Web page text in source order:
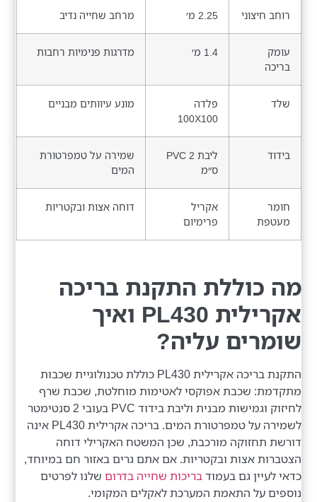
רוחב חיצוני 2.25 מ׳ מרחב שחייה נדיב
עומק
בריכה
1.4 מ׳ מדרגות פנימיות רחבות
שלד
פלדה
100X100
מונע עיוותים מבניים
בידוד
ליבת PVC 2
ס״מ
שמירה על טמפרטורת
המים
חומר
מעטפת
אקריל
פרימיום
דוחה אצות ובקטריות
מה כוללת התקנת בריכה
אקרילית PL430 ואיך
שומרים עליה?
התקנת בריכה אקרילית PL430 כוללת טכנולוגיית שכבות
מתקדמת: שכבת אפוקסי לאטימות מוחלטת, שכבת שרף
לחיזוק וגמישות מבנית וליבת בידוד PVC בעובי 2 סנטימטר
לשמירה על טמפרטורת המים. בריכה אקרילית PL430 אינה
דורשת תחזוקה מורכבת, שכן המשטח האקרילי דוחה
הצטברות אצות ובקטריות. אם אתם גרים באזור חם במיוחד,
כדאי לעיין גם בעמודבריכות שחייה בדרום שלנו לפרטים
נוספים על התאמת המערכת לאקלים המקומי.